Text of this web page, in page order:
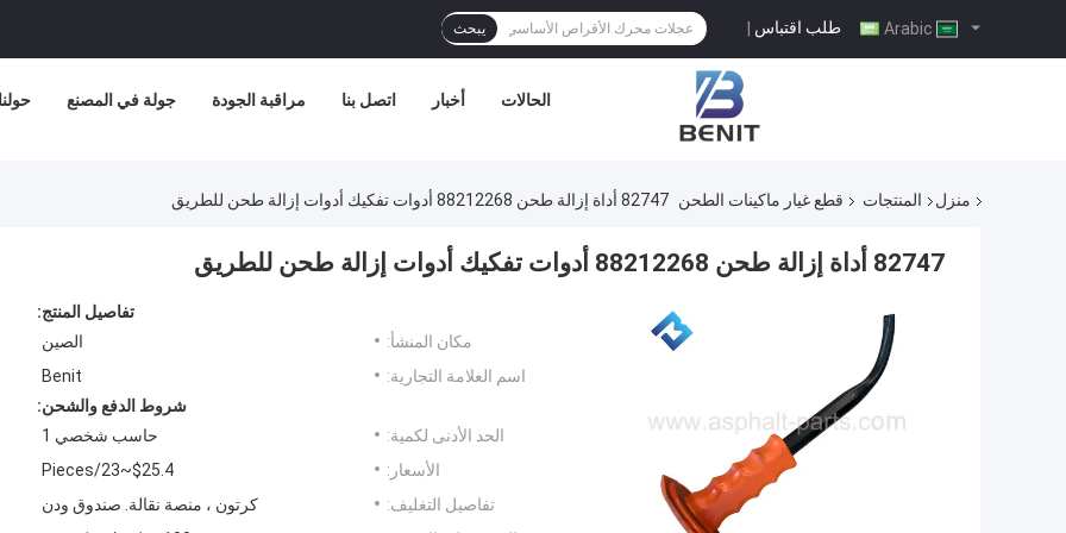
طلب اقتباس | يبحث
جولة في المصنع مراقبة الجودة اتصل بنا أخبار الحالات
منزل المنتجات قطع غيار ماكينات الطحن 82747 أداة إزالة طحن 88212268 أدوات تفكيك أدوات إزالة طحن للطريق
82747 أداة إزالة طحن 88212268 أدوات تفكيك أدوات إزالة طحن للطريق
تفاصيل المنتج:
مكان المنشأ:
الصين
اسم العلامة التجارية:
Benit
شروط الدفع والشحن:
الحد الأدنى لكمية:
حاسب شخصي 1
الأسعار:
$25.4~23/Pieces
تفاصيل التغليف:
كرتون ، منصة نقالة. صندوق ودن